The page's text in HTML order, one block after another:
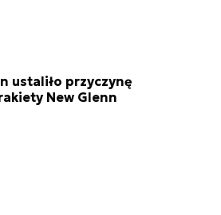
ustaliło przyczynę
New Glenn